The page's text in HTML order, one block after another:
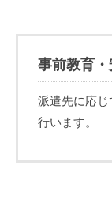
事前教育
派遣先に応
行います。